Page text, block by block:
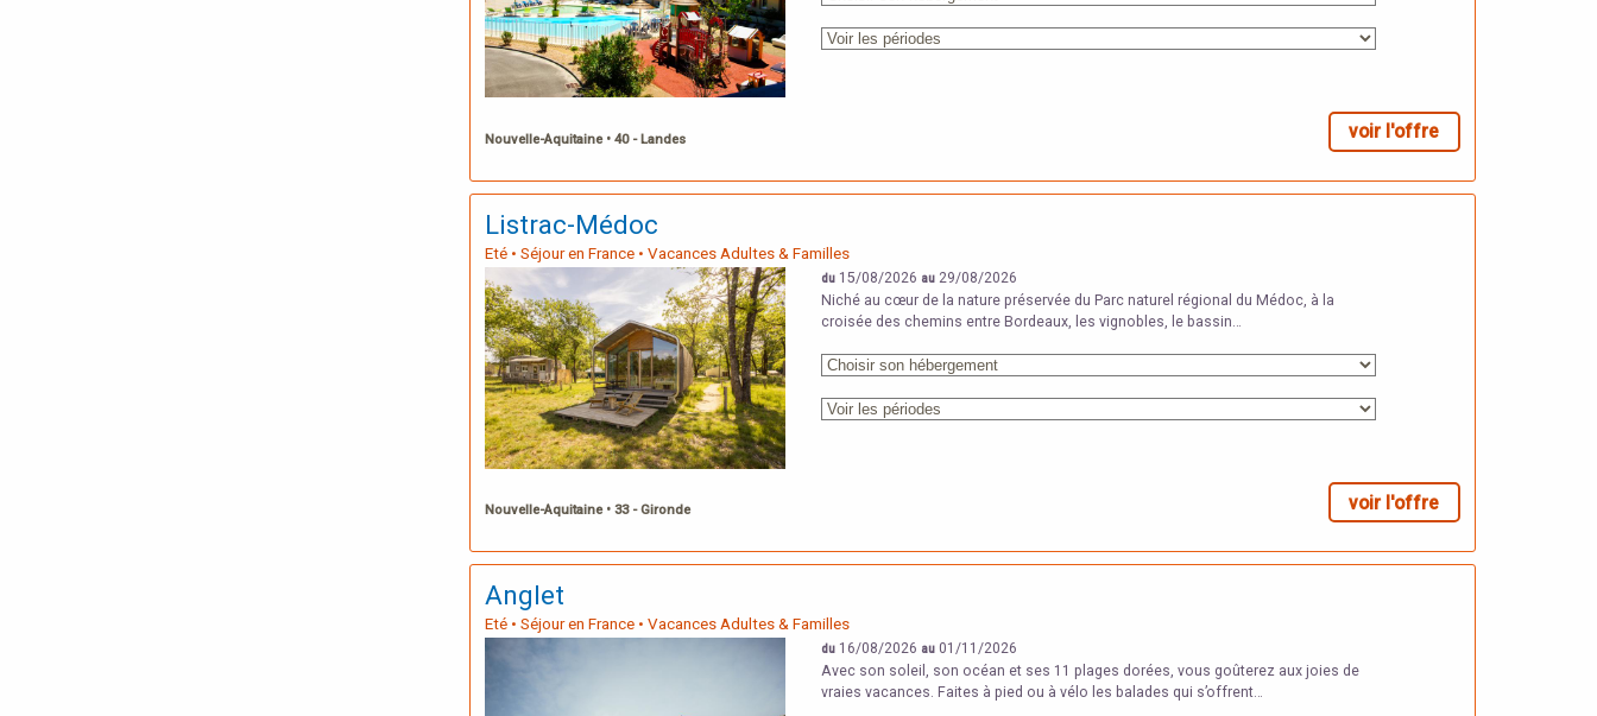
voir l'offre
Nouvelle-Aquitaine • 40 - Landes
Listrac-Médoc
Eté • Séjour en France • Vacances Adultes & Familles
du 15/08/2026 au 29/08/2026
Niché au cœur de la nature préservée du Parc naturel régional du Médoc, à la
croisée des chemins entre Bordeaux, les vignobles, le bassin…
voir l'offre
Nouvelle-Aquitaine • 33 - Gironde
Anglet
Eté • Séjour en France • Vacances Adultes & Familles
du 16/08/2026 au 01/11/2026
Avec son soleil, son océan et ses 11 plages dorées, vous goûterez aux joies de
vraies vacances. Faites à pied ou à vélo les balades qui s’offrent…